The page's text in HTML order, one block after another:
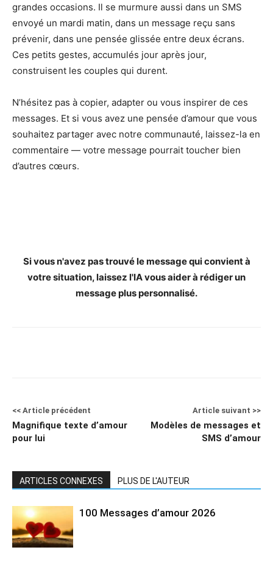
grandes occasions. Il se murmure aussi dans un SMS
envoyé un mardi matin, dans un message reçu sans
prévenir, dans une pensée glissée entre deux écrans.
Ces petits gestes, accumulés jour après jour,
construisent les couples qui durent.
N’hésitez pas à copier, adapter ou vous inspirer de ces
messages. Et si vous avez une pensée d’amour que vous
souhaitez partager avec notre communauté, laissez-la en
commentaire — votre message pourrait toucher bien
d’autres cœurs.
Si vous n'avez pas trouvé le message qui convient à
votre situation, laissez l'IA vous aider à rédiger un
message plus personnalisé.
<< Article précédent
Magnifique texte d’amour
pour lui
Article suivant >>
Modèles de messages et
SMS d’amour
ARTICLES CONNEXES PLUS DE L'AUTEUR
100 Messages d’amour 2026